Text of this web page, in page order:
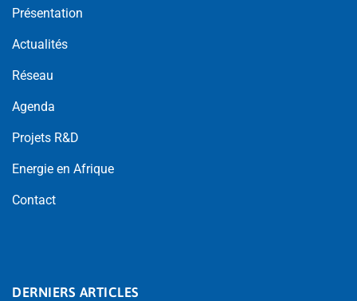
Présentation
Actualités
Réseau
Agenda
Projets R&D
Energie en Afrique
Contact
DERNIERS ARTICLES